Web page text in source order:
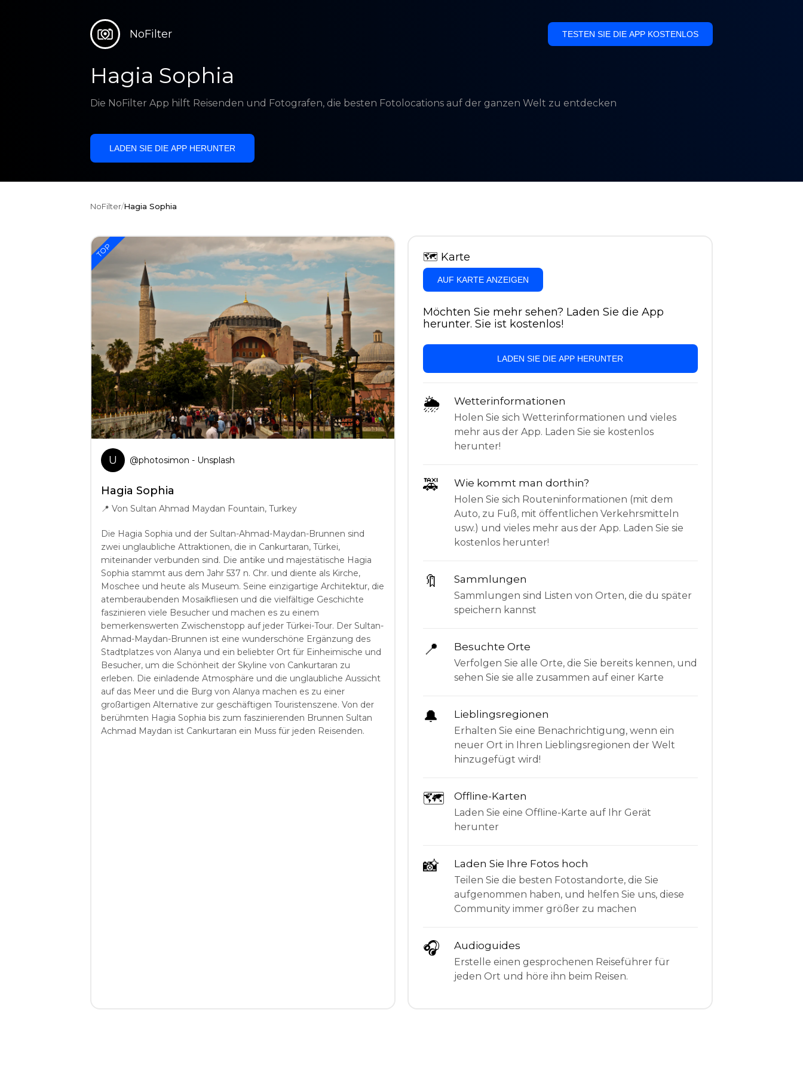
NoFilter TESTEN SIE DIE APP KOSTENLOS
Hagia Sophia
Die NoFilter App hilft Reisenden und Fotografen, die besten Fotolocations auf der ganzen Welt zu entdecken
LADEN SIE DIE APP HERUNTER
NoFilter/Hagia Sophia
U @photosimon - Unsplash
Hagia Sophia
📍 Von Sultan Ahmad Maydan Fountain, Turkey
Die Hagia Sophia und der Sultan-Ahmad-Maydan-Brunnen sind
zwei unglaubliche Attraktionen, die in Cankurtaran, Türkei,
miteinander verbunden sind. Die antike und majestätische Hagia
Sophia stammt aus dem Jahr 537 n. Chr. und diente als Kirche,
Moschee und heute als Museum. Seine einzigartige Architektur, die
atemberaubenden Mosaikfliesen und die vielfältige Geschichte
faszinieren viele Besucher und machen es zu einem
bemerkenswerten Zwischenstopp auf jeder Türkei-Tour. Der Sultan-
Ahmad-Maydan-Brunnen ist eine wunderschöne Ergänzung des
Stadtplatzes von Alanya und ein beliebter Ort für Einheimische und
Besucher, um die Schönheit der Skyline von Cankurtaran zu
erleben. Die einladende Atmosphäre und die unglaubliche Aussicht
auf das Meer und die Burg von Alanya machen es zu einer
großartigen Alternative zur geschäftigen Touristenszene. Von der
berühmten Hagia Sophia bis zum faszinierenden Brunnen Sultan
Achmad Maydan ist Cankurtaran ein Muss für jeden Reisenden.
TOP 🗺 Karte
AUF KARTE ANZEIGEN
Möchten Sie mehr sehen? Laden Sie die App
herunter. Sie ist kostenlos!
LADEN SIE DIE APP HERUNTER
🌦 Wetterinformationen
Holen Sie sich Wetterinformationen und vieles
mehr aus der App. Laden Sie sie kostenlos
herunter!
🚕 Wie kommt man dorthin?
Holen Sie sich Routeninformationen (mit dem
Auto, zu Fuß, mit öffentlichen Verkehrsmitteln
usw.) und vieles mehr aus der App. Laden Sie sie
kostenlos herunter!
🔖 Sammlungen
Sammlungen sind Listen von Orten, die du später
speichern kannst
📍 Besuchte Orte
Verfolgen Sie alle Orte, die Sie bereits kennen, und
sehen Sie sie alle zusammen auf einer Karte
🔔 Lieblingsregionen
Erhalten Sie eine Benachrichtigung, wenn ein
neuer Ort in Ihren Lieblingsregionen der Welt
hinzugefügt wird!
🗺 Offline-Karten
Laden Sie eine Offline-Karte auf Ihr Gerät
herunter
📸 Laden Sie Ihre Fotos hoch
Teilen Sie die besten Fotostandorte, die Sie
aufgenommen haben, und helfen Sie uns, diese
Community immer größer zu machen
🎧 Audioguides
Erstelle einen gesprochenen Reiseführer für
jeden Ort und höre ihn beim Reisen.